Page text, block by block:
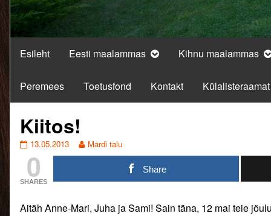
Esileht Eesti maalammas Kihnu maalammas
Peremees Toetusfond Kontakt Külalisteraamat
Kiitos!
Kiitos!
published
on
13.05.2013
Read
more
of
Mardi talu
0
SHARES
Share
Aitäh Anne-Mari, Juha ja Sami! Sain täna, 12 mai teie